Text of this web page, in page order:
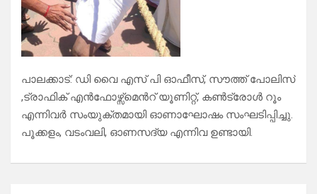
പാലക്കാട്: ഡി വൈ എസ് പി ഓഫീസ്, സൗത്ത് പോലിസ്
,ട്രാഫിക് എൻഫോഴ്സ്മെൻറ് യൂണിറ്റ്, കൺട്രോൾ റൂം
എന്നിവർ സംയുക്തമായി ഓണാഘോഷം സംഘടിപ്പിച്ചു.
പൂക്കളം, വടംവലി, ഓണസദ്യ എന്നിവ ഉണ്ടായി.